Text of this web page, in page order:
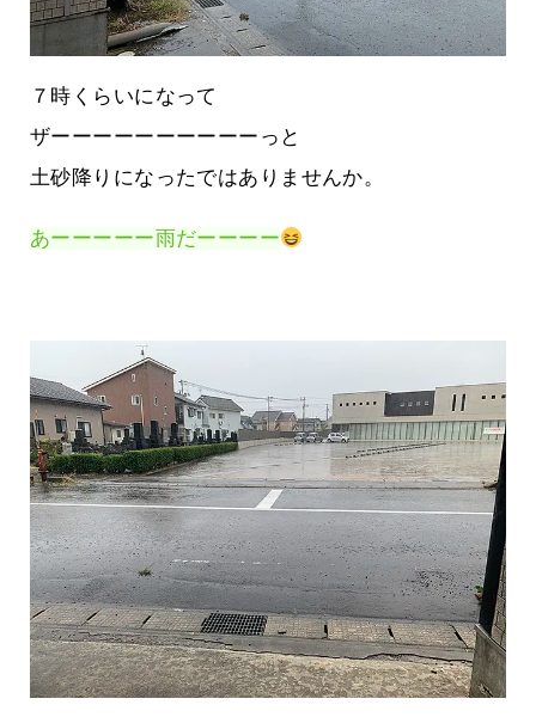
７時くらいになって
ザーーーーーーーーーーっと
土砂降りになったではありませんか。
あーーーーー雨だーーーー